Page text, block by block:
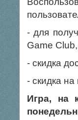
- для
Game Club,
- скидка
- скидка
Игра, на